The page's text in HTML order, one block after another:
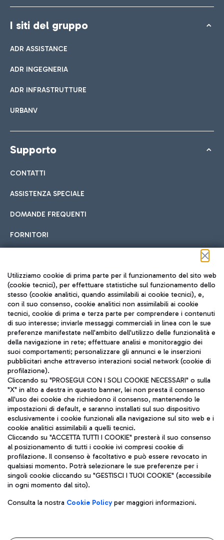
I siti del gruppo
ADR ASSISTANCE
ADR INGEGNERIA
ADR INFRASTRUTTURE
URBANV
Supporto
CONTATTI
ASSISTENZA SPECIALE
DOMANDE FREQUENTI
FORNITORI
Seguici sui social
TRAVEL JOURNAL
ITA
Aeroporti di Roma S.p.A. - Società soggetta a direzione e
coordinamento di Mundys S.p.A.
Codice fiscale e Registro delle Imprese di Roma 13032990155 P.
IVA 06572251004
Capitale sociale 62.224.743,00 int. vers.
Sede legale: Via Pier Paolo Racchetti 1 - 00054 Fiumicino (RM)
telefono +39 06 65951
Privacy policy
Note legali
Roma FCO
Utilizziamo cookie di prima parte per il funzionamento del sito web
(cookie tecnici), per effettuare statistiche sul funzionamento dello
stesso (cookie analitici, quando assimilabili ai cookie tecnici), e,
con il suo consenso, cookie analitici non assimilabili ai cookie
tecnici, cookie di prima e terza parte per comprendere i contenuti
di suo interesse; inviarle messaggi commerciali in linea con le sue
preferenze manifestate nell'ambito dell'utilizzo delle funzionalità e
della navigazione in rete; effettuare analisi e monitoraggio dei
suoi comportamenti; personalizzare gli annunci e le inserzioni
pubblicitari anche attraverso interazioni social network (cookie di
profilazione).
Cliccando su "PROSEGUI CON I SOLI COOKIE NECESSARI" o sulla
"X" in alto a destra in questo banner, lei non presta il consenso
all'uso dei cookie che richiedono il consenso, mantenendo le
impostazioni di default, e saranno installati sul suo dispositivo
esclusivamente i cookie funzionali alla navigazione sul sito web e i
cookie analitici assimilabili a quelli tecnici.
Cliccando su "ACCETTA TUTTI I COOKIE" presterà il suo consenso
al posizionamento di tutti i cookie ivi compresi cookie di
profilazione. Il consenso è facoltativo e può essere revocato in
qualsiasi momento. Potrà selezionare le sue preferenze per i
singoli cookie cliccando su "GESTISCI I TUOI COOKIE" (accessibile
in ogni momento dal sito).
Consulta la nostra Cookie Policyper maggiori informazioni.